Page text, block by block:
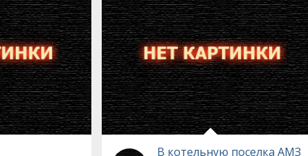
В котельную поселка АМЗ